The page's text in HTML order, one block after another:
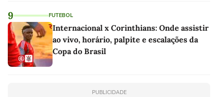
9 FUTEBOL
Internacional x Corinthians: Onde assistir
ao vivo, horário, palpite e escalações da
Copa do Brasil
PUBLICIDADE